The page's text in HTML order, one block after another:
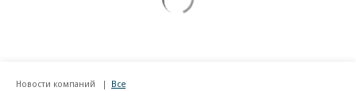
Новости компаний Все